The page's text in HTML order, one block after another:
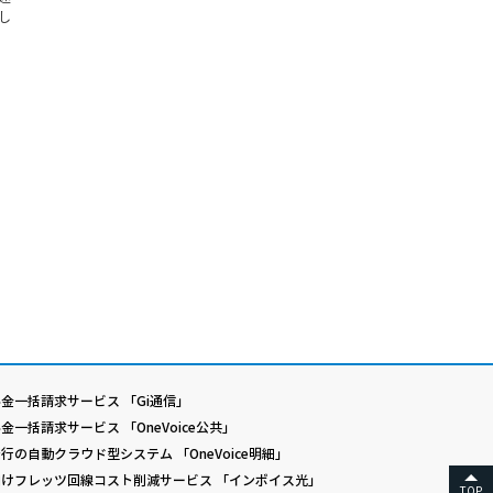
一括請求サービス 「Gi通信」
一括請求サービス 「OneVoice公共」
の自動クラウド型システム 「OneVoice明細」
フレッツ回線コスト削減サービス 「インボイス光」